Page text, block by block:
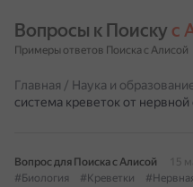
Вопросы к Поиску с
Примеры ответов Поиска с Алисой
Главная / Наука и
система креветок от
Вопрос для Поиска с Алисой
15
#Биология
#Креветки